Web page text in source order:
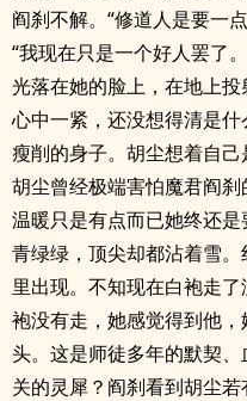
阎刹不解。“修道人是要一
“我现在只是一个好人罢了
光落在她的脸上，在地上
心中一紧，还没想得清是
瘦削的身子。胡尘想着自己
胡尘曾经极端害怕魔君阎
温暖只是有点而已她终还
青绿绿，顶尖却都沾着雪
里出现。不知现在白袍走
袍没有走，她感觉得到他
头。这是师徒多年的默契
关的灵犀？阎刹看到胡尘